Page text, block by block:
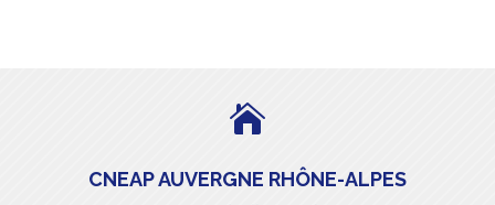

CNEAP AUVERGNE RHÔNE-ALPES